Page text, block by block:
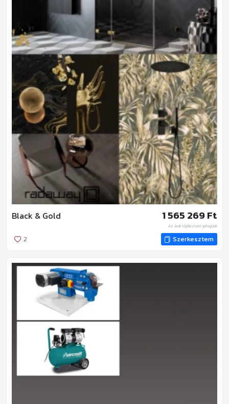
Black & Gold 1 565 269 Ft
Az árak tájékoztató jellegűek
2 Szerkesztem